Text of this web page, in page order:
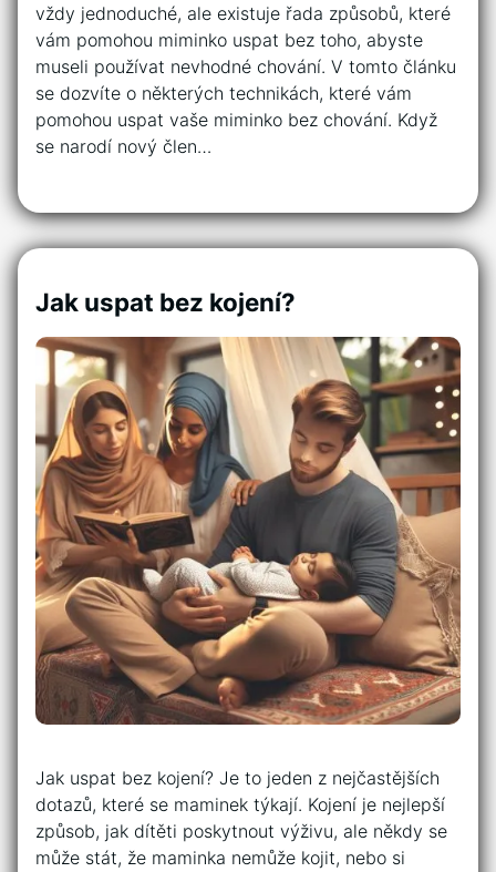
vždy jednoduché, ale existuje řada způsobů, které
vám pomohou miminko uspat bez toho, abyste
museli používat nevhodné chování. V tomto článku
se dozvíte o některých technikách, které vám
pomohou uspat vaše miminko bez chování. Když
se narodí nový člen…
Jak uspat bez kojení?
Jak uspat bez kojení? Je to jeden z nejčastějších
dotazů, které se maminek týkají. Kojení je nejlepší
způsob, jak dítěti poskytnout výživu, ale někdy se
může stát, že maminka nemůže kojit, nebo si